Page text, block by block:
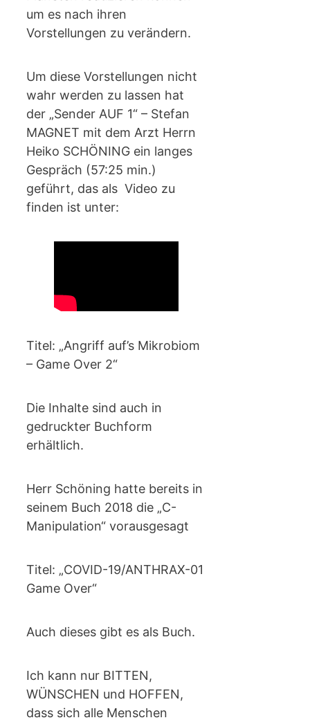
um es nach ihren
Vorstellungen zu verändern.
Um diese Vorstellungen nicht
wahr werden zu lassen hat
der „Sender AUF 1“ – Stefan
MAGNET mit dem Arzt Herrn
Heiko SCHÖNING ein langes
Gespräch (57:25 min.)
geführt, das als Video zu
finden ist unter:
Titel: „Angriff auf’s Mikrobiom
– Game Over 2“
Die Inhalte sind auch in
gedruckter Buchform
erhältlich.
Herr Schöning hatte bereits in
seinem Buch 2018 die „C-
Manipulation“ vorausgesagt
Titel: „COVID-19/ANTHRAX-01
Game Over“
Auch dieses gibt es als Buch.
Ich kann nur BITTEN,
WÜNSCHEN und HOFFEN,
dass sich alle Menschen